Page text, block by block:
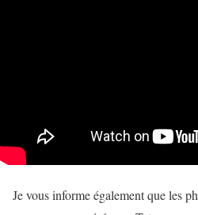
Je vous informe également que les